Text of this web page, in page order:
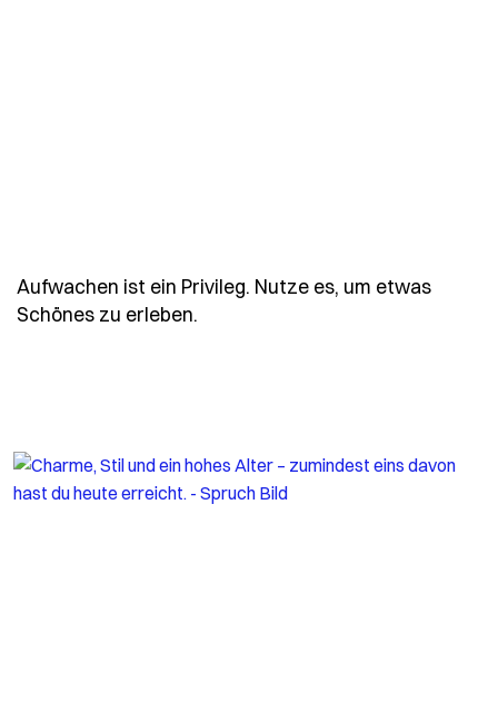
Aufwachen ist ein Privileg. Nutze es, um etwas
Schönes zu erleben.